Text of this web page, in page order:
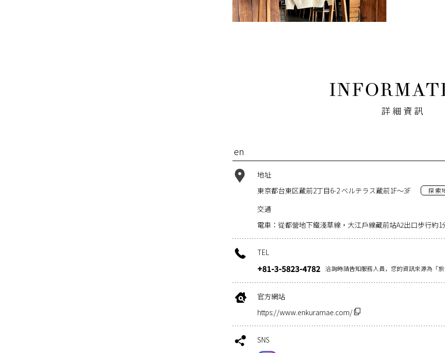
詳細資訊
en
地址
東京都台東区蔵前2丁目6-2 ベルテラス蔵前1F～3F
探索
交通
電車：從都營地下鐵淺草線・大江戶線藏前站A2出口步行約1
TEL
+81-3-5823-4782 洽詢時請告知服務人員，您的資訊來源為「旅
官方網站
https://www.enkuramae.com/
SNS